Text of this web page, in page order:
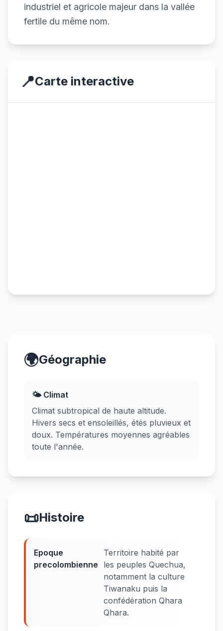
industriel et agricole majeur dans la vallée
fertile du même nom.
📍Carte interactive
🌍Géographie
🌤️ Climat
Climat subtropical de haute altitude.
Hivers secs et ensoleillés, étés pluvieux et
doux. Températures moyennes agréables
toute l'année.
📜Histoire
Epoque
precolombienne
Territoire habité par
les peuples Quechua,
notamment la culture
Tiwanaku puis la
confédération Qhara
Qhara.